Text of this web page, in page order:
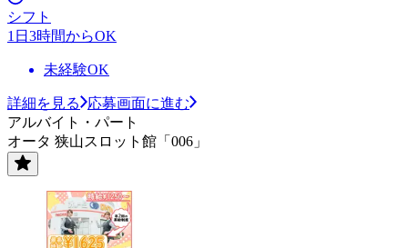
シフト
1日3時間からOK
未経験OK
詳細を見る
応募画面に進む
アルバイト・パート
オータ 狭山スロット館「006」